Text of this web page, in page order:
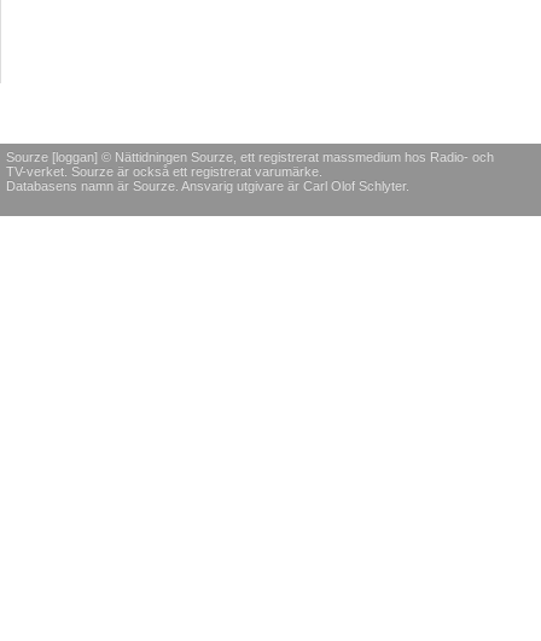
Sourze [loggan] © Nättidningen Sourze, ett registrerat massmedium hos Radio- och
TV-verket. Sourze är också ett registrerat varumärke.
Databasens namn är Sourze. Ansvarig utgivare är Carl Olof Schlyter.